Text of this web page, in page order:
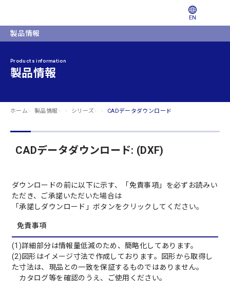
EN
製品情報
Products information
製品情報
ホーム 製品情報 シリーズ CADデータダウンロード
CADデータダウンロード: (DXF)
ダウンロードの前に以下に示す、「免責事項」を必ずお読みい
ただき、ご承諾いただいた場合は
「承諾しダウンロード」ボタンをクリックしてください。
免責事項
(1)詳細部分は情報量低減のため、簡略化してあります。
(2)図形はイメージ寸法で作成しております。図形から取得し
た寸法は、現品との一致を保証するものではありません。
カタログ等を確認のうえ、ご使用ください。